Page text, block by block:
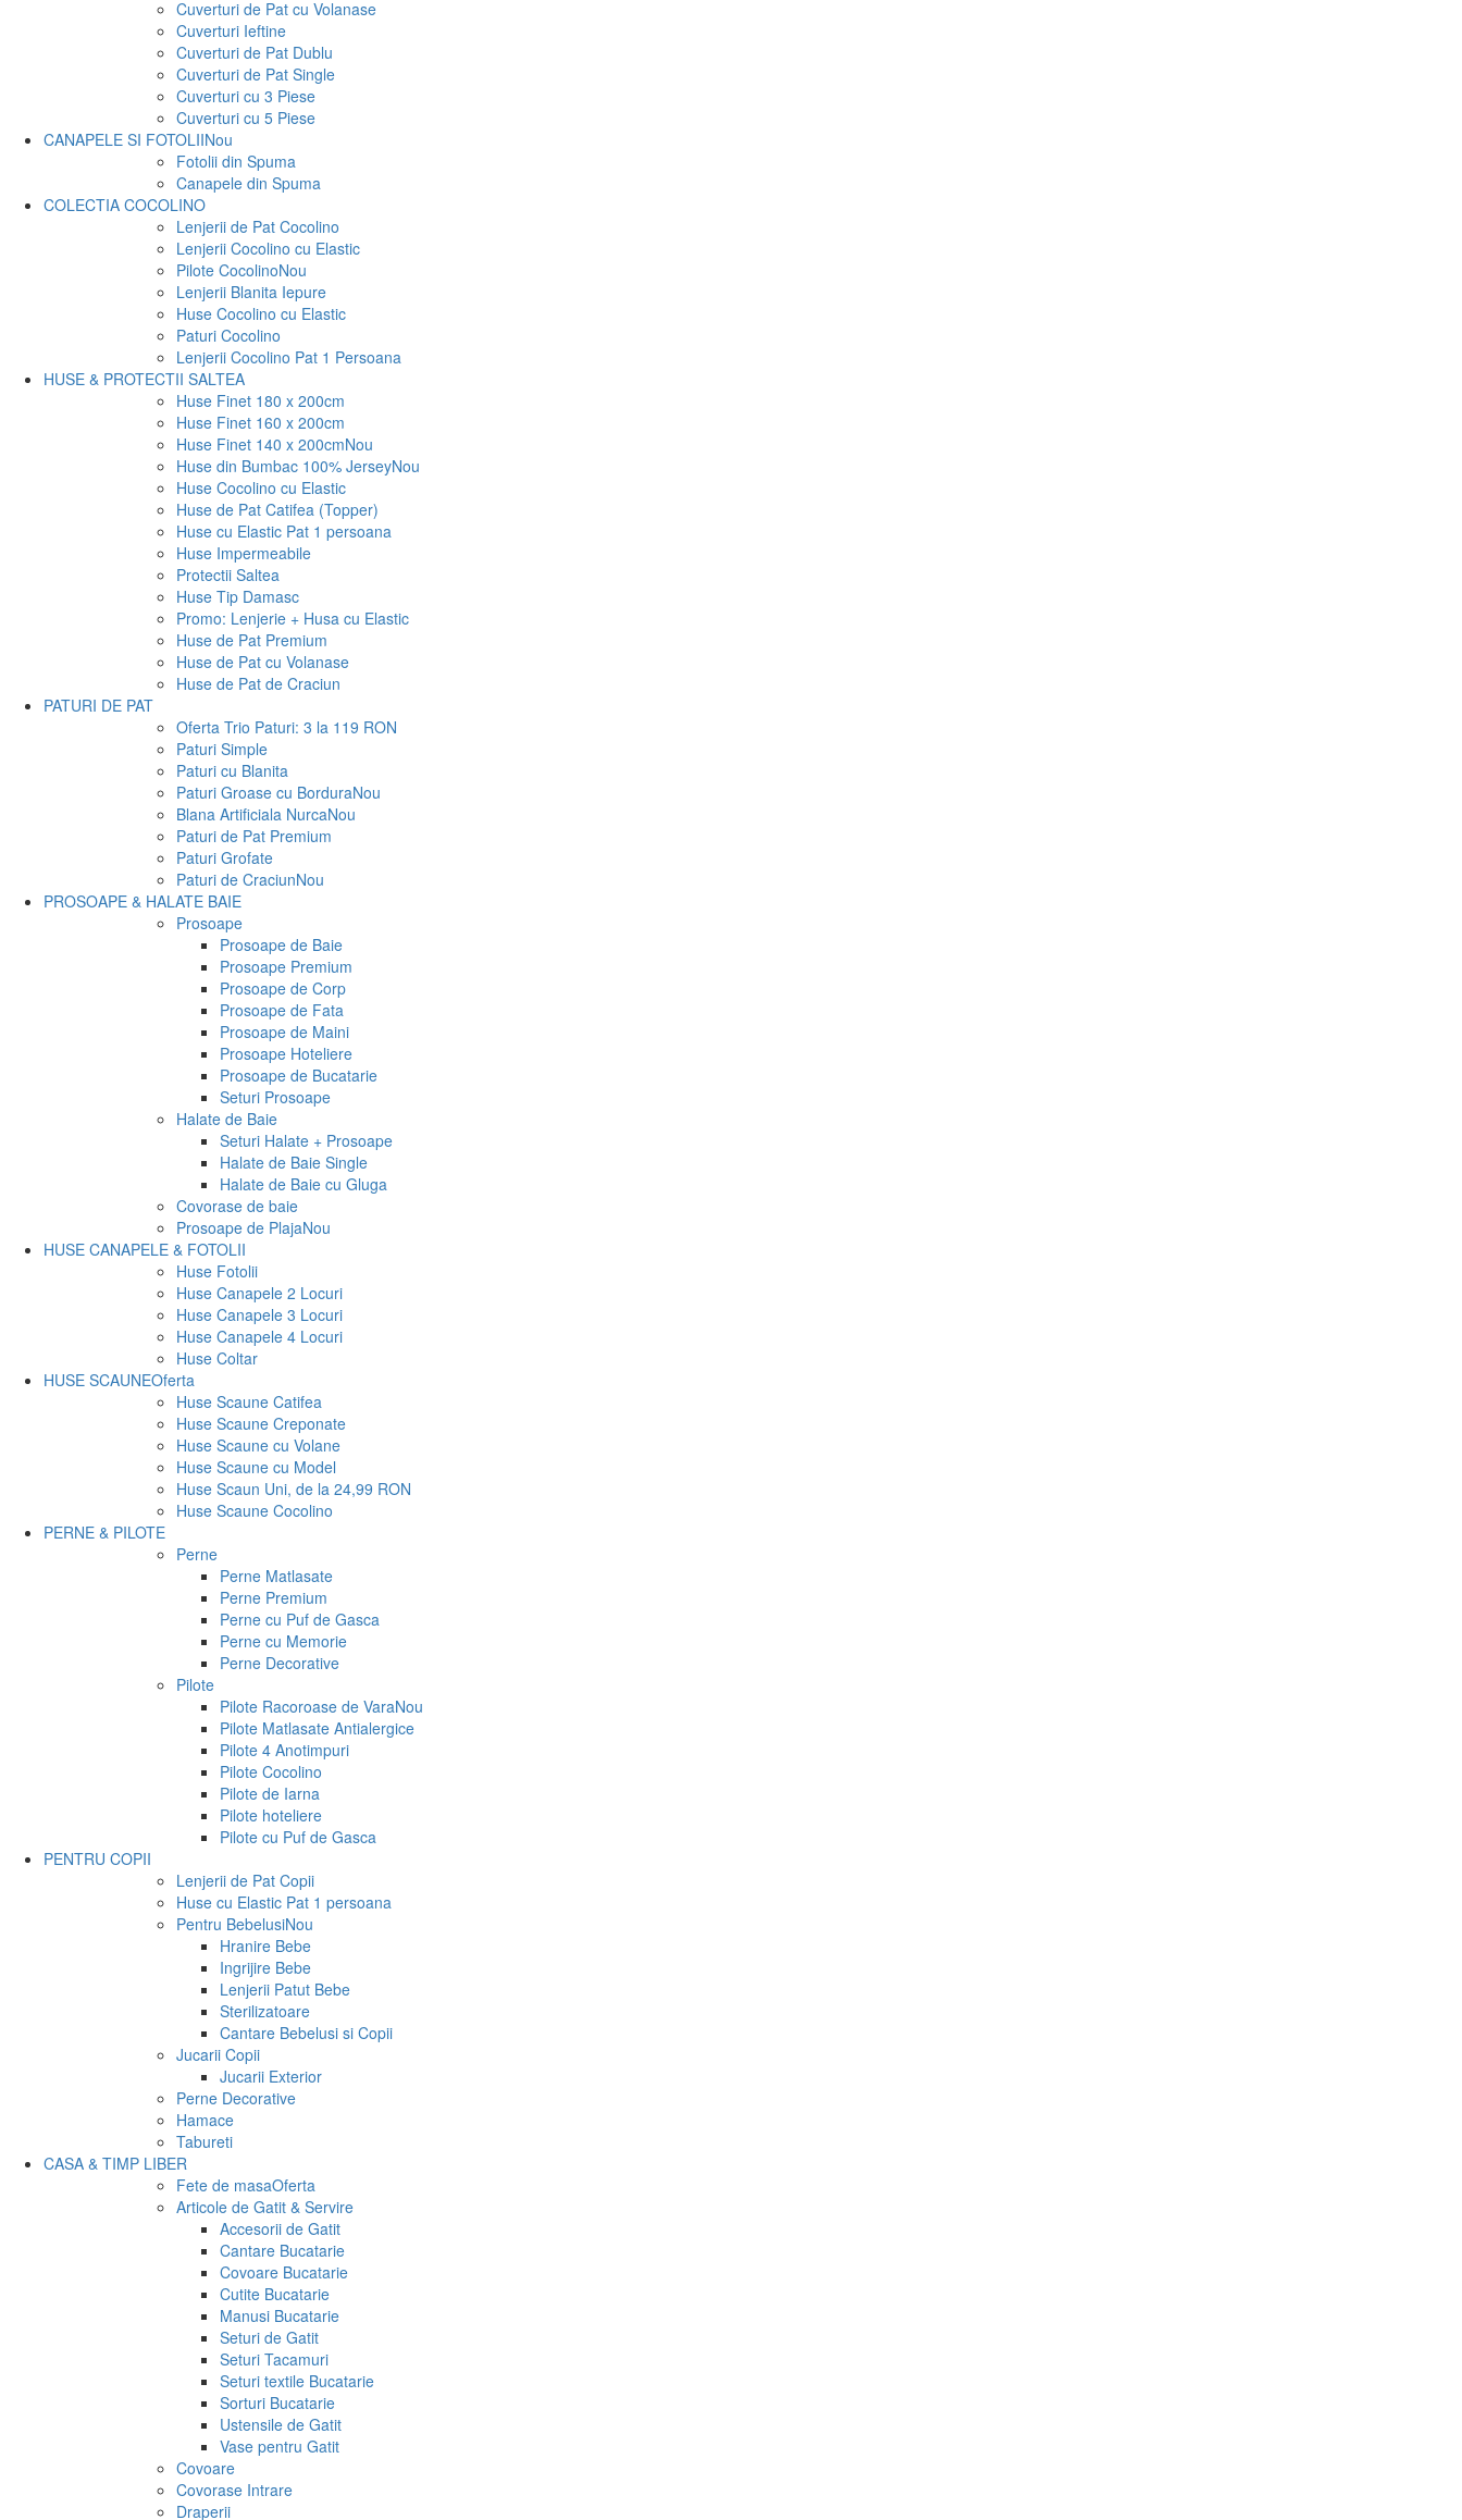
Cuverturi de Pat cu Volanase
Cuverturi Ieftine
Cuverturi de Pat Dublu
Cuverturi de Pat Single
Cuverturi cu 3 Piese
Cuverturi cu 5 Piese
CANAPELE SI FOTOLIINou
Fotolii din Spuma
Canapele din Spuma
COLECTIA COCOLINO
Lenjerii de Pat Cocolino
Lenjerii Cocolino cu Elastic
Pilote CocolinoNou
Lenjerii Blanita Iepure
Huse Cocolino cu Elastic
Paturi Cocolino
Lenjerii Cocolino Pat 1 Persoana
HUSE & PROTECTII SALTEA
Huse Finet 180 x 200cm
Huse Finet 160 x 200cm
Huse Finet 140 x 200cmNou
Huse din Bumbac 100% JerseyNou
Huse Cocolino cu Elastic
Huse de Pat Catifea (Topper)
Huse cu Elastic Pat 1 persoana
Huse Impermeabile
Protectii Saltea
Huse Tip Damasc
Promo: Lenjerie + Husa cu Elastic
Huse de Pat Premium
Huse de Pat cu Volanase
Huse de Pat de Craciun
PATURI DE PAT
Oferta Trio Paturi: 3 la 119 RON
Paturi Simple
Paturi cu Blanita
Paturi Groase cu BorduraNou
Blana Artificiala NurcaNou
Paturi de Pat Premium
Paturi Grofate
Paturi de CraciunNou
PROSOAPE & HALATE BAIE
Prosoape
Prosoape de Baie
Prosoape Premium
Prosoape de Corp
Prosoape de Fata
Prosoape de Maini
Prosoape Hoteliere
Prosoape de Bucatarie
Seturi Prosoape
Halate de Baie
Seturi Halate + Prosoape
Halate de Baie Single
Halate de Baie cu Gluga
Covorase de baie
Prosoape de PlajaNou
HUSE CANAPELE & FOTOLII
Huse Fotolii
Huse Canapele 2 Locuri
Huse Canapele 3 Locuri
Huse Canapele 4 Locuri
Huse Coltar
HUSE SCAUNEOferta
Huse Scaune Catifea
Huse Scaune Creponate
Huse Scaune cu Volane
Huse Scaune cu Model
Huse Scaun Uni, de la 24,99 RON
Huse Scaune Cocolino
PERNE & PILOTE
Perne
Perne Matlasate
Perne Premium
Perne cu Puf de Gasca
Perne cu Memorie
Perne Decorative
Pilote
Pilote Racoroase de VaraNou
Pilote Matlasate Antialergice
Pilote 4 Anotimpuri
Pilote Cocolino
Pilote de Iarna
Pilote hoteliere
Pilote cu Puf de Gasca
PENTRU COPII
Lenjerii de Pat Copii
Huse cu Elastic Pat 1 persoana
Pentru BebelusiNou
Hranire Bebe
Ingrijire Bebe
Lenjerii Patut Bebe
Sterilizatoare
Cantare Bebelusi si Copii
Jucarii Copii
Jucarii Exterior
Perne Decorative
Hamace
Tabureti
CASA & TIMP LIBER
Fete de masaOferta
Articole de Gatit & Servire
Accesorii de Gatit
Cantare Bucatarie
Covoare Bucatarie
Cutite Bucatarie
Manusi Bucatarie
Seturi de Gatit
Seturi Tacamuri
Seturi textile Bucatarie
Sorturi Bucatarie
Ustensile de Gatit
Vase pentru Gatit
Covoare
Covorase Intrare
Draperii